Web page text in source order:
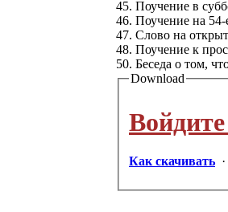
45. Поучение в
46. Поучение на
47. Слово на
48. Поучение к
50. Беседа о том,
Download
Как скачивать ·